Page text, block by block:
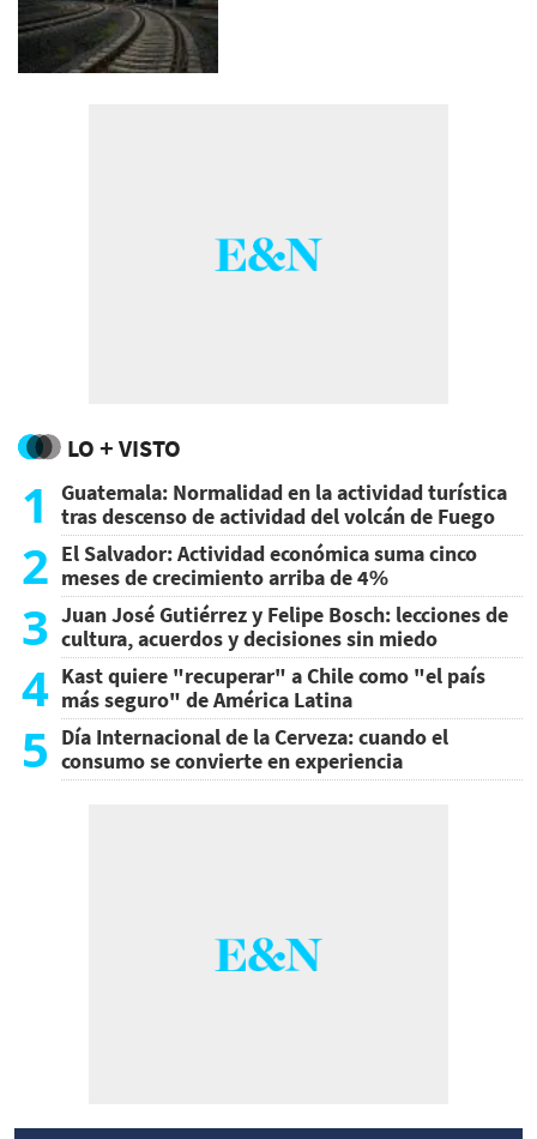
LO + VISTO
1
Guatemala: Normalidad en la actividad turística
tras descenso de actividad del volcán de Fuego
2 El Salvador: Actividad económica suma cinco
meses de crecimiento arriba de 4%
3 Juan José Gutiérrez y Felipe Bosch: lecciones de
cultura, acuerdos y decisiones sin miedo
4 Kast quiere "recuperar" a Chile como "el país
más seguro" de América Latina
5 Día Internacional de la Cerveza: cuando el
consumo se convierte en experiencia